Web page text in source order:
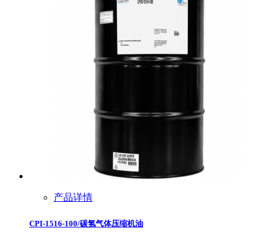
产品详情
CPI-1516-100/碳氢气体压缩机油